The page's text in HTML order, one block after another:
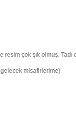
resim çok şık olmuş.
gelecek misafirlerime)